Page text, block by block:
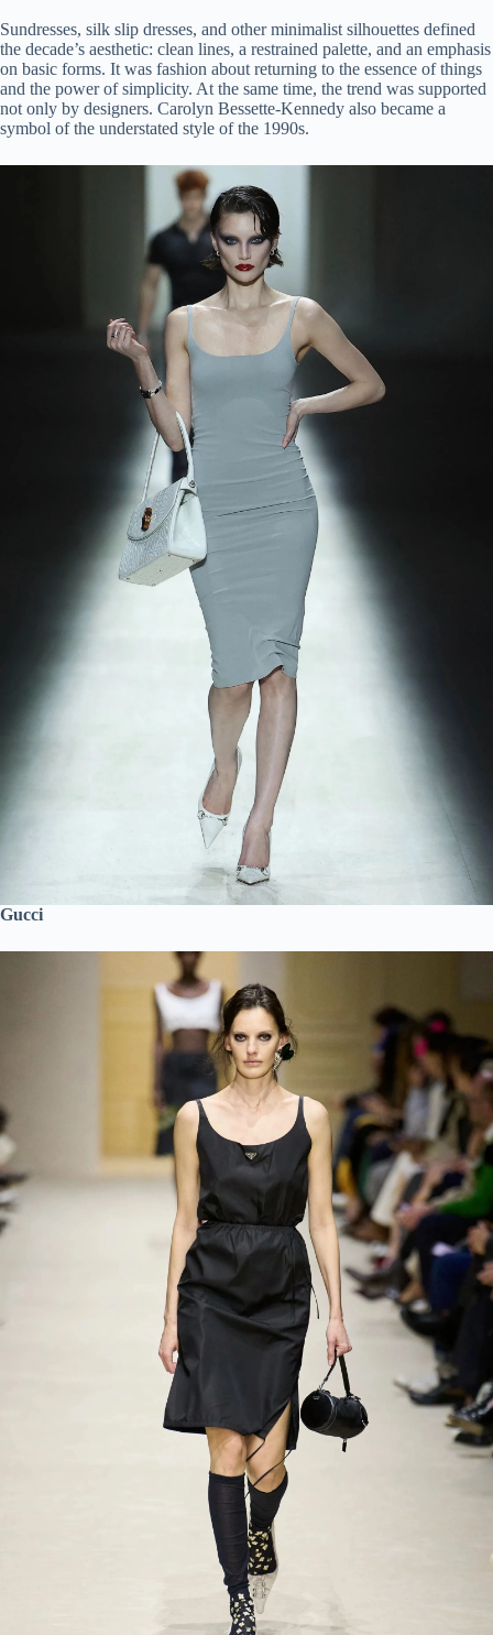
Sundresses, silk slip dresses, and other minimalist silhouettes defined
the decade’s aesthetic: clean lines, a restrained palette, and an emphasis
on basic forms. It was fashion about returning to the essence of things
and the power of simplicity. At the same time, the trend was supported
not only by designers. Carolyn Bessette-Kennedy also became a
symbol of the understated style of the 1990s.
Gucci